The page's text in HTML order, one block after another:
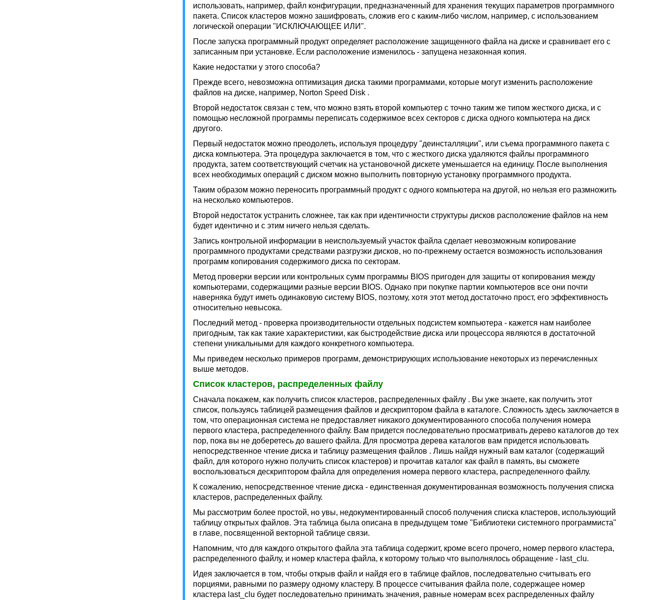
использовать, например, файл конфигурации, предназначенный для хранения текущих параметров программного
пакета. Список кластеров можно зашифровать, сложив его с каким-либо числом, например, с использованием
логической операции "ИСКЛЮЧАЮЩЕЕ ИЛИ".
После запуска программный продукт определяет расположение защищенного файла на диске и сравнивает его с
записанным при установке. Если расположение изменилось - запущена незаконная копия.
Какие недостатки у этого способа?
Прежде всего, невозможна оптимизация диска такими программами, которые могут изменить расположение
файлов на диске, например, Norton Speed Disk .
Второй недостаток связан с тем, что можно взять второй компьютер с точно таким же типом жесткого диска, и с
помощью несложной программы переписать содержимое всех секторов с диска одного компьютера на диск
другого.
Первый недостаток можно преодолеть, используя процедуру "деинсталляции", или съема программного пакета с
диска компьютера. Эта процедура заключается в том, что с жесткого диска удаляются файлы программного
продукта, затем соответствующий счетчик на установочной дискете уменьшается на единицу. После выполнения
всех необходимых операций с диском можно выполнить повторную установку программного продукта.
Таким образом можно переносить программный продукт с одного компьютера на другой, но нельзя его размножить
на несколько компьютеров.
Второй недостаток устранить сложнее, так как при идентичности структуры дисков расположение файлов на нем
будет идентично и с этим ничего нельзя сделать.
Запись контрольной информации в неиспользуемый участок файла сделает невозможным копирование
программного продуктами средствами разгрузки дисков, но по-прежнему остается возможность использования
программ копирования содержимого диска по секторам.
Метод проверки версии или контрольных сумм программы BIOS пригоден для защиты от копирования между
компьютерами, содержащими разные версии BIOS. Однако при покупке партии компьютеров все они почти
наверняка будут иметь одинаковую систему BIOS, поэтому, хотя этот метод достаточно прост, его эффективность
относительно невысока.
Последний метод - проверка производительности отдельных подсистем компьютера - кажется нам наиболее
пригодным, так как такие характеристики, как быстродействие диска или процессора являются в достаточной
степени уникальными для каждого конкретного компьютера.
Мы приведем несколько примеров программ, демонстрирующих использование некоторых из перечисленных
выше методов.
Список кластеров, распределенных файлу
Сначала покажем, как получить список кластеров, распределенных файлу . Вы уже знаете, как получить этот
список, пользуясь таблицей размещения файлов и дескриптором файла в каталоге. Сложность здесь заключается в
том, что операционная система не предоставляет никакого документированного способа получения номера
первого кластера, распределенного файлу. Вам придется последовательно просматривать дерево каталогов до тех
пор, пока вы не доберетесь до вашего файла. Для просмотра дерева каталогов вам придется использовать
непосредственное чтение диска и таблицу размещения файлов . Лишь найдя нужный вам каталог (содержащий
файл, для которого нужно получить список кластеров) и прочитав каталог как файл в память, вы сможете
воспользоваться дескриптором файла для определения номера первого кластера, распределенного файлу.
К сожалению, непосредственное чтение диска - единственная документированная возможность получения списка
кластеров, распределенных файлу.
Мы рассмотрим более простой, но увы, недокументированный способ получения списка кластеров, использующий
таблицу открытых файлов. Эта таблица была описана в предыдущем томе "Библиотеки системного программиста"
в главе, посвященной векторной таблице связи.
Напомним, что для каждого открытого файла эта таблица содержит, кроме всего прочего, номер первого кластера,
распределенного файлу, и номер кластера файла, к которому только что выполнялось обращение - last_clu.
Идея заключается в том, чтобы открыв файл и найдя его в таблице файлов, последовательно считывать его
порциями, равными по размеру одному кластеру. В процессе считывания файла поле, содержащее номер
кластера last_clu будет последовательно принимать значения, равные номерам всех распределенных файлу